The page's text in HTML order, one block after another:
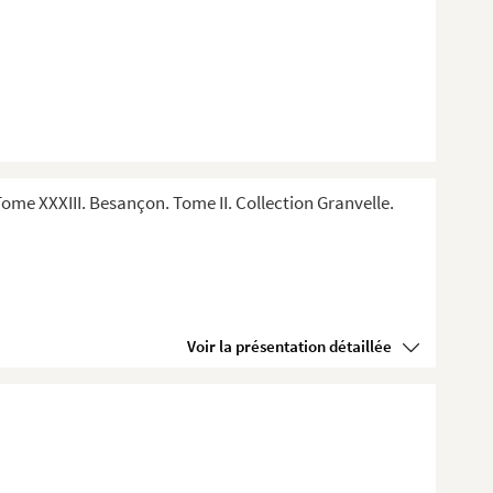
XXXIII. Besançon. Tome II. Collection Granvelle.
Voir la présentation détaillée